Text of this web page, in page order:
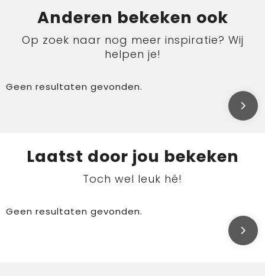
Anderen bekeken ook
Op zoek naar nog meer inspiratie? Wij
helpen je!
Geen resultaten gevonden.
Laatst door jou bekeken
Toch wel leuk hé!
Geen resultaten gevonden.